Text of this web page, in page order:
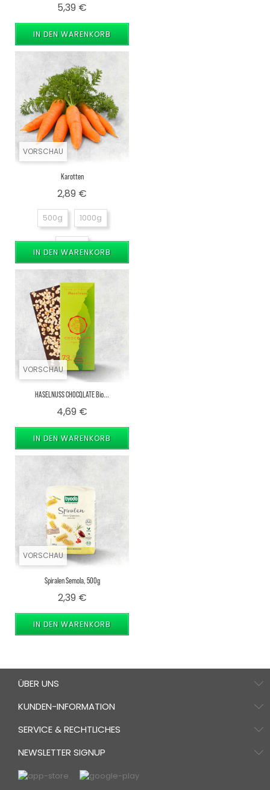
5,39 €
IN DEN WARENKORB
VORSCHAU
Karotten
2,89 €
500g 1000g
1500g
IN DEN WARENKORB
VORSCHAU
HASELNUSS CHOCQLATE Bio...
4,69 €
IN DEN WARENKORB
VORSCHAU
Spiralen Semola, 500g
2,39 €Preis
IN DEN WARENKORB
ÜBER UNS
KUNDEN-INFORMATION
SERVICE & RECHTLICHES
NEWSLETTER SIGNUP